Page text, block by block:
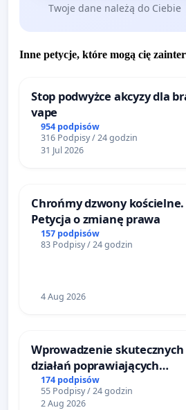
Twoje dane należą do Ciebie
Inne petycje, które mogą cię
Stop podwyżce akcyzy dla
vape
954 podpisów
316 Podpisy / 24 godzin
31 Jul 2026
Chrońmy dzwony kościelne.
Petycja o zmianę prawa
157 podpisów
83 Podpisy / 24 godzin
4 Aug 2026
Wprowadzenie skutecznych
działań poprawiających
bezpieczeństwo na ulicy
Żeromskiego w Otwocku
174 podpisów
55 Podpisy / 24 godzin
2 Aug 2026